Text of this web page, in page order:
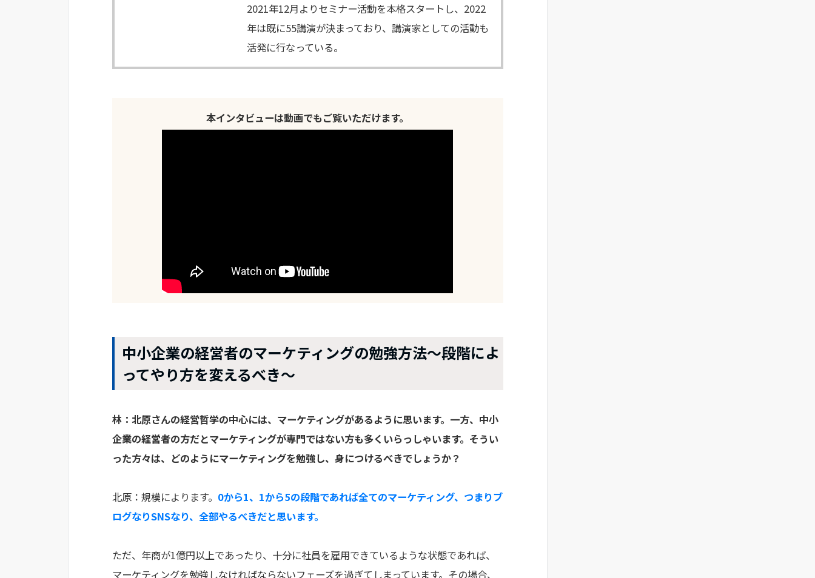
2021年12月よりセミナー活動を本格スタートし、2022
年は既に55講演が決まっており、講演家としての活動も
活発に行なっている。
本インタビューは動画でもご覧いただけます。
中小企業の経営者のマーケティングの勉強方法〜段階によ
ってやり方を変えるべき〜
林：北原さんの経営哲学の中心には、マーケティングがあるように思います。一方、中小
企業の経営者の方だとマーケティングが専門ではない方も多くいらっしゃいます。そうい
った方々は、どのようにマーケティングを勉強し、身につけるべきでしょうか？
北原：規模によります。 0から1、1から5の段階であれば全てのマーケティング、つまりブ
ログなりSNSなり、全部やるべきだと思います。
ただ、年商が1億円以上であったり、十分に社員を雇用できているような状態であれば、
マーケティングを勉強しなければならないフェーズを過ぎてしまっています。その場合、